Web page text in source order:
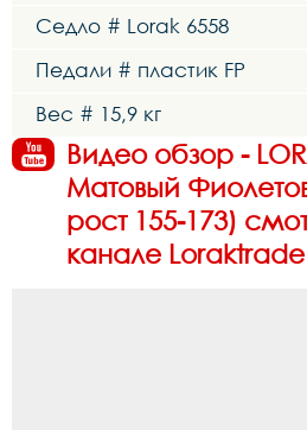
Седло # Lorak 6558
Педали # пластик FP
Вес # 15,9 кг
Видео обзор -
Матовый
рост 155-173)
канале Loraktrade